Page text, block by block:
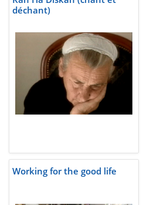
déchant)
Working for the good life